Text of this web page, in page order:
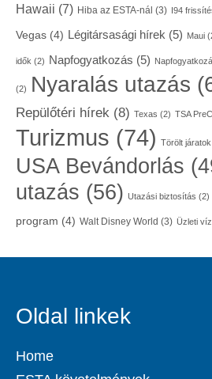
Hawaii (7) Hiba az ESTA-nál (3) I94
Vegas (4) Légitársasági hírek (5) Maui
idők (2) Napfogyatkozás (5)
(2) Nyaralás utazás
Repülőtéri hírek (8) Texas (2) TSA
Turizmus (74) Törölt járatok
USA Bevándorlás
utazás (56) Utazási biztosítás (2)
program (4) Walt Disney World (3) Üzleti
Oldal linkek
Home